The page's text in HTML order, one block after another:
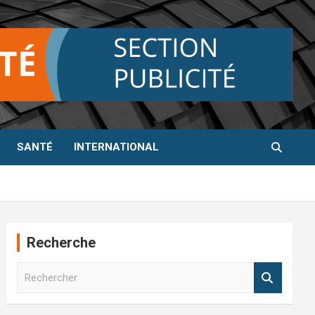
SANTÉ INTERNATIONAL
Recherche